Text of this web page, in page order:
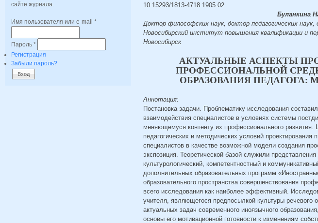
сайте журнала.
Имя пользователя или e-mail *
Пароль *
Регистрация
Забыли пароль?
10.15293/1813-4718.1905.02
Буланкина
Доктор философских наук, доктор педагогических
Новосибирский институт повышения квалификации и
Новосибирск
АКТУАЛЬНЫЕ АСПЕКТЫ
ПРОФЕССИОНАЛЬНОЙ
ОБРАЗОВАНИЯ ПЕДАГОГА:
Аннотация:
Постановка задачи. Проблематику исследования
взаимодействия специалистов в условиях системы
меняющемуся контенту их профессионального развития.
педагогических и методических условий
специалистов в качестве возможной модели создания
экспозиция. Теоретической базой служили
культурологический, компетентностный и
дополнительных образовательных программ
образовательного пространства совершенствования
всего исследования как наиболее эффективный.
учителя, являющегося предпосылкой культуры речевого
актуальных задач современного иноязычного
основы его мотивационной готовности к изменениям